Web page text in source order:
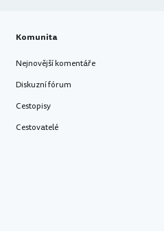
Komunita
Nejnovější komentáře
Diskuzní fórum
Cestopisy
Cestovatelé